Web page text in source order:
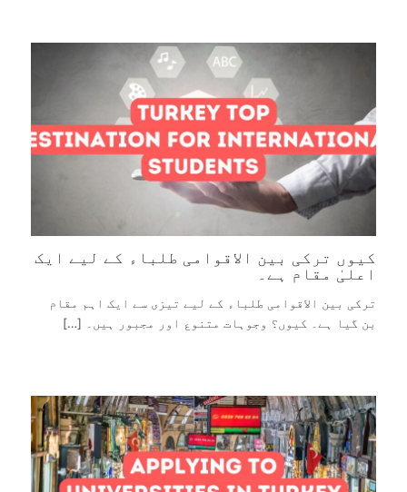
کیوں ترکی بین الاقوامی طلباء کے لیے ایک
اعلیٰ مقام ہے۔
ترکی بین الاقوامی طلباء کے لیے تیزی سے ایک اہم مقام
بن گیا ہے۔ کیوں؟ وجوہات متنوع اور مجبور ہیں۔ […]